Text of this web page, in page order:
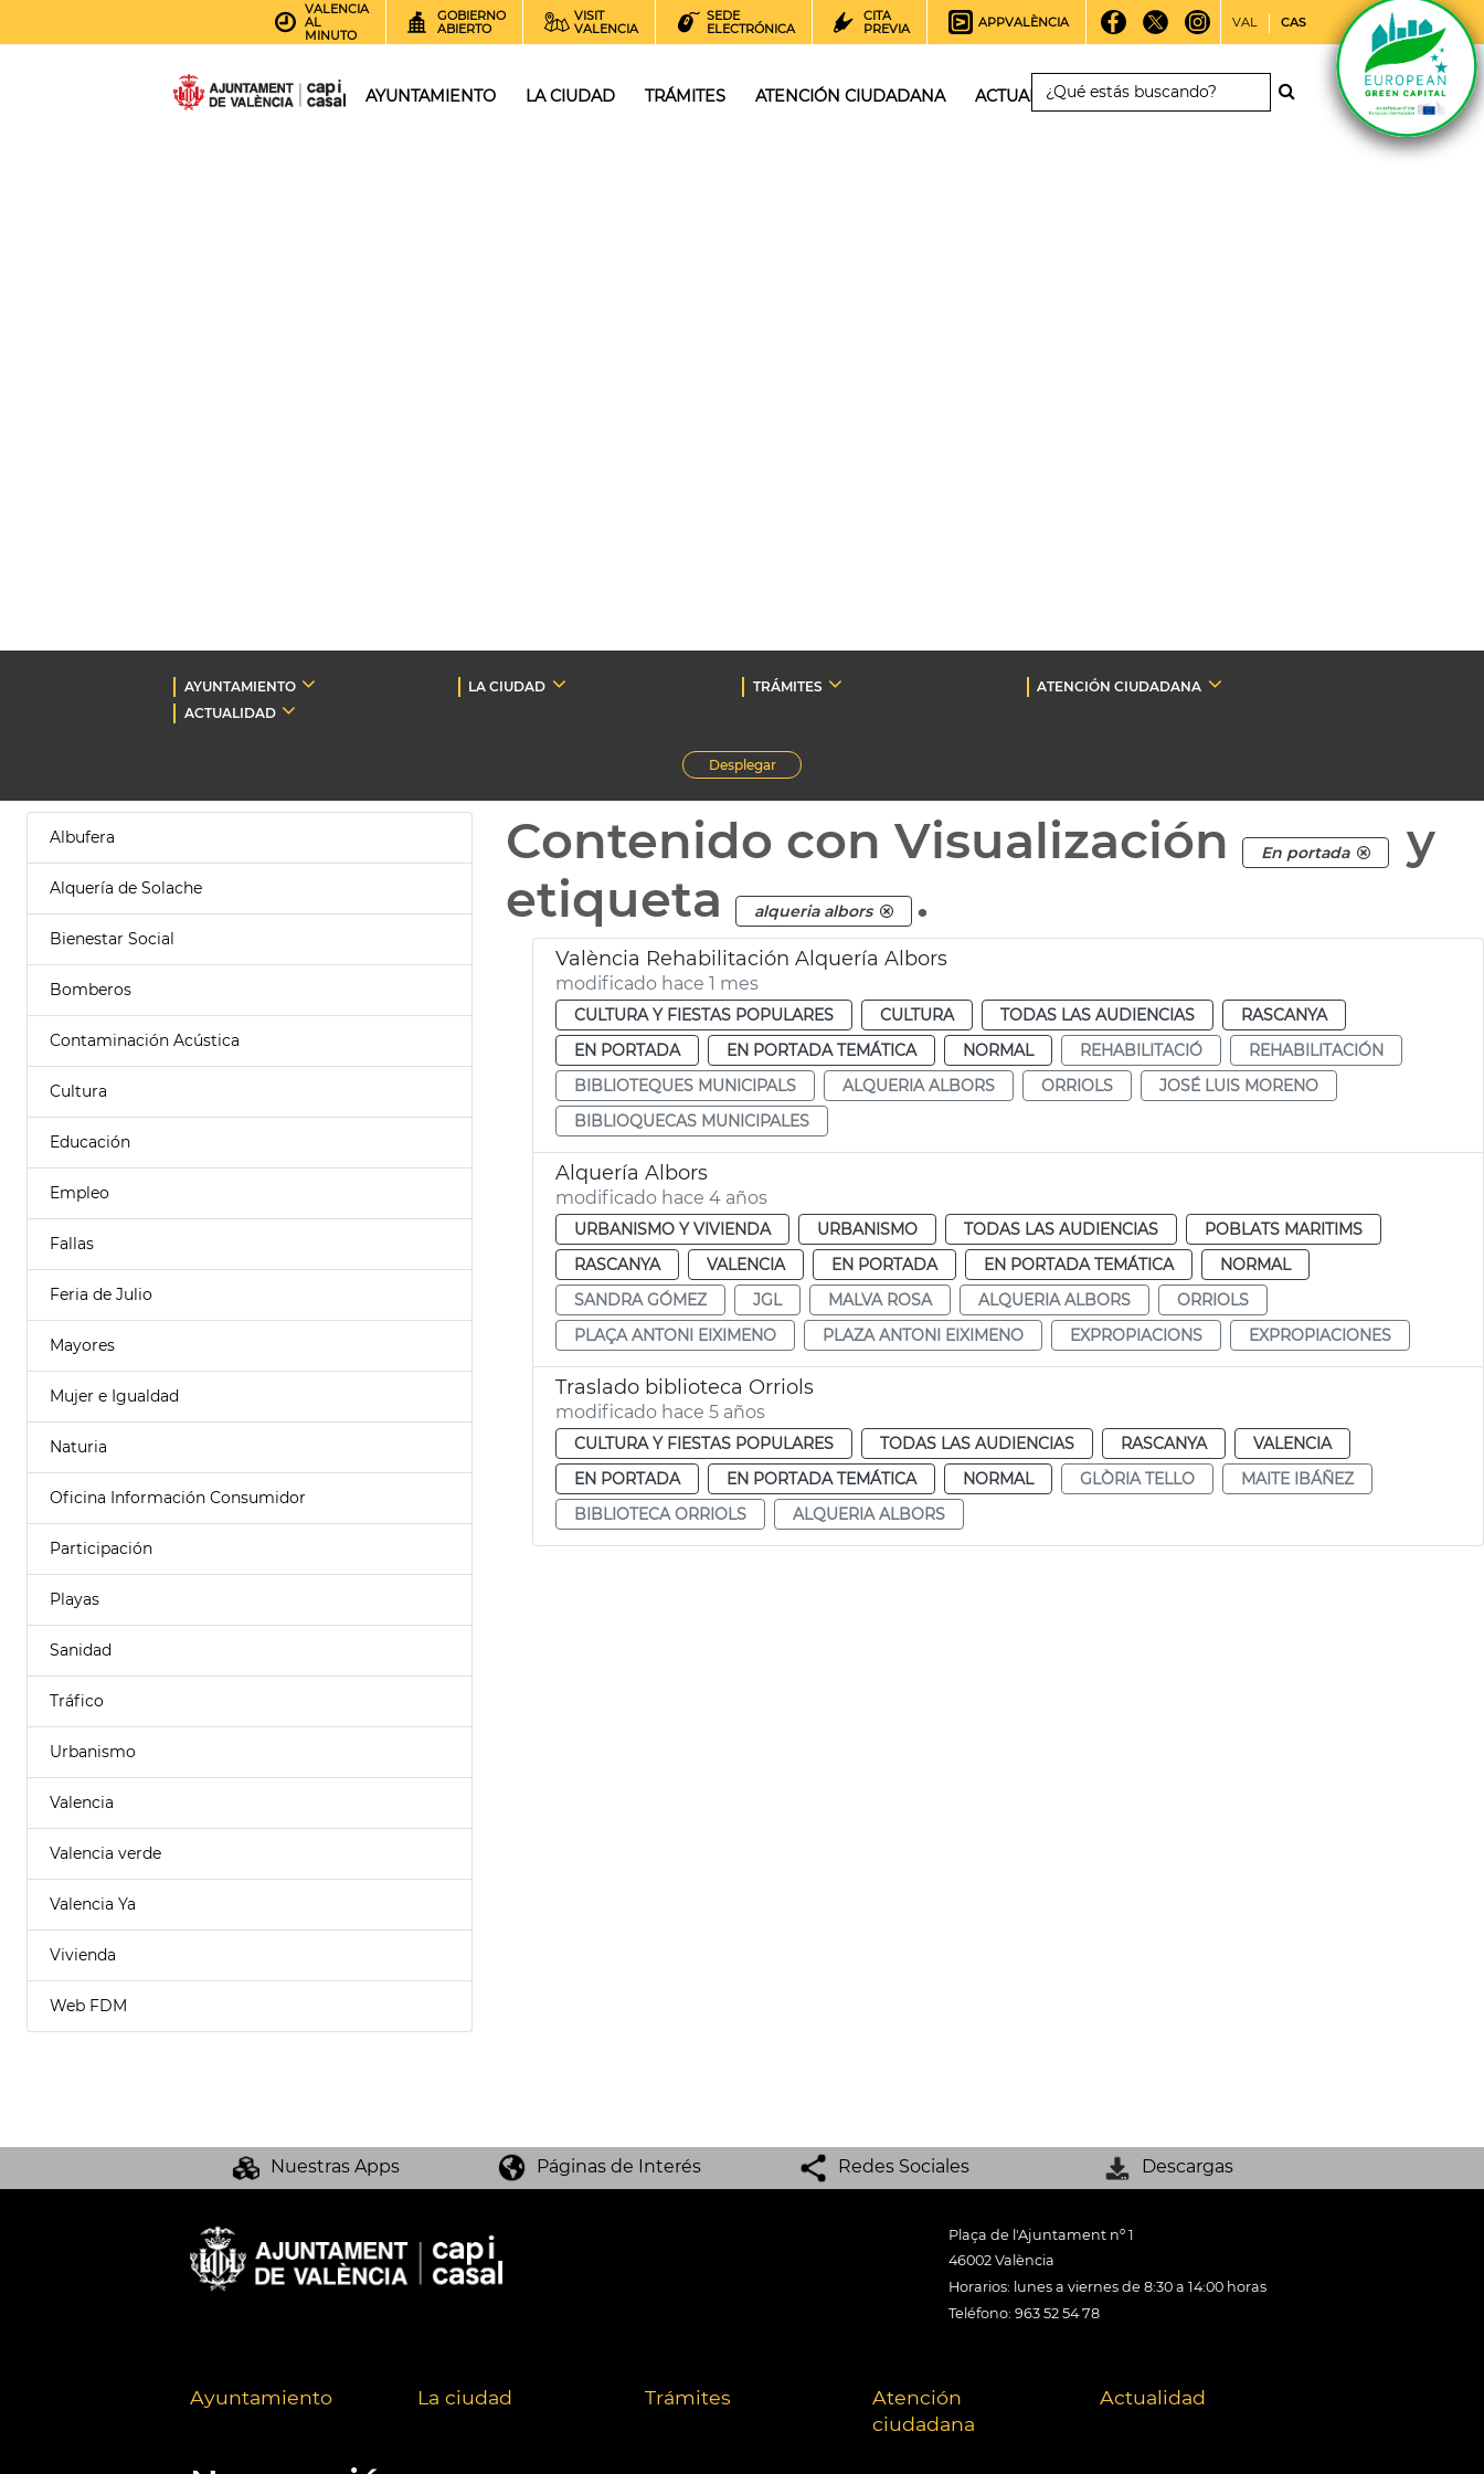
VALENCIA
AL
MINUTO
GOBIERNO
ABIERTO
VISIT
VALENCIA
SEDE
ELECTRÓNICA
CITA
PREVIA
APPVALÈNCIA VAL CAS
AYUNTAMIENTO LA CIUDAD TRÁMITES ATENCIÓN CIUDADANA ACTUALIDAD
AYUNTAMIENTO LA CIUDAD TRÁMITES
ATENCIÓN CIUDADANA
ACTUALIDAD
Desplegar
Albufera
Alquería de Solache
Bienestar Social
Bomberos
Contaminación Acústica
Cultura
Educación
Empleo
Fallas
Feria de Julio
Mayores
Mujer e Igualdad
Naturia
Oficina Información Consumidor
Participación
Playas
Sanidad
Tráfico
Urbanismo
Valencia
Valencia verde
Valencia Ya
Vivienda
Web FDM
Contenido con Visualización En portada
y
etiqueta
alqueria albors .
València Rehabilitación Alquería Albors
modificado hace 1 mes
CULTURA Y FIESTAS POPULARES CULTURA TODAS LAS AUDIENCIAS
RASCANYA
EN PORTADA
EN PORTADA TEMÁTICA NORMAL REHABILITACIÓ
REHABILITACIÓN
BIBLIOTEQUES MUNICIPALS
ALQUERIA ALBORS ORRIOLS
JOSÉ LUIS MORENO
BIBLIOQUECAS MUNICIPALES
Alquería Albors
modificado hace 4 años
URBANISMO Y VIVIENDA URBANISMO TODAS LAS AUDIENCIAS
POBLATS MARITIMS
RASCANYA
VALENCIA EN PORTADA EN PORTADA TEMÁTICA
NORMAL
SANDRA GÓMEZ
JGL MALVA ROSA ALQUERIA ALBORS
ORRIOLS
PLAÇA ANTONI EIXIMENO
PLAZA ANTONI EIXIMENO EXPROPIACIONS EXPROPIACIONES
Traslado biblioteca Orriols
modificado hace 5 años
CULTURA Y FIESTAS POPULARES TODAS LAS AUDIENCIAS RASCANYA
VALENCIA
EN PORTADA
EN PORTADA TEMÁTICA NORMAL GLÒRIA TELLO
MAITE IBÁÑEZ
BIBLIOTECA ORRIOLS
ALQUERIA ALBORS
Nuestras Apps Páginas de Interés Redes Sociales Descargas
Plaça de l'Ajuntament nº 1
46002 València
Horarios: lunes a viernes de 8:30 a 14:00 horas
Teléfono: 963 52 54 78
Ayuntamiento La ciudad Trámites
Atención
ciudadana
Actualidad